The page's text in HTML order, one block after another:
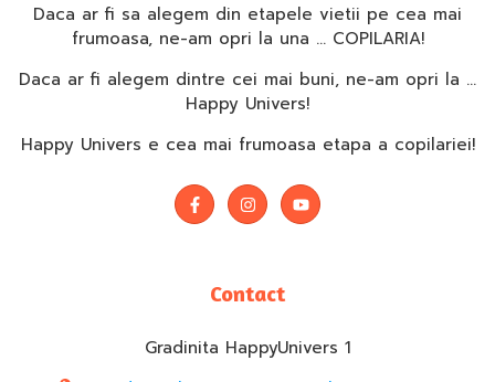
Daca ar fi sa alegem din etapele vietii pe cea mai
frumoasa, ne-am opri la una … COPILARIA!
Daca ar fi alegem dintre cei mai buni, ne-am opri la …
Happy Univers!
Happy Univers e cea mai frumoasa etapa a copilariei!
Contact
Gradinita HappyUnivers 1